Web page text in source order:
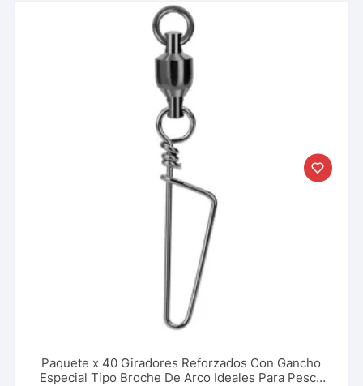
Paquete x 40 Giradores Reforzados Con Gancho
Especial Tipo Broche De Arco Ideales Para Pesca